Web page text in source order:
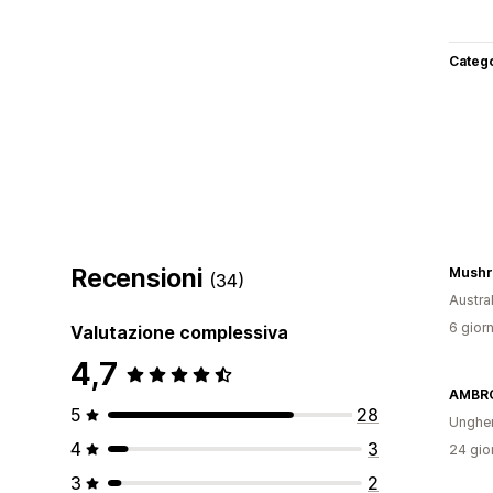
Recensioni (34)
Valutazione complessiva
4,7
5
28
4
3
3
2
6
24